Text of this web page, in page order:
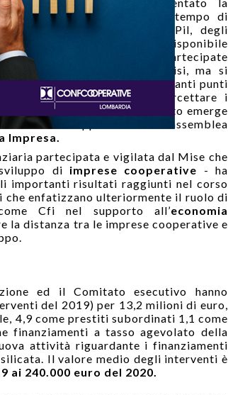
recessione mai conosciuta in tempo di
una caduta consistente del Pil, degli
del consumo e del reddito disponibile
le imprese cooperative partecipate
sono certo immuni dalla crisi, ma si
resilienti e presentano importanti punti
le rendono capaci di intercettare i
opportunità di ripresa. È quanto emerge
2020 approvato nell'assemblea
Impresa.
partecipata e vigilata dal Mise che
di imprese cooperative - ha
importanti risultati raggiunti nel corso
che enfatizzano ulteriormente il ruolo di
Cfi nel supporto all’economia
la distanza tra le imprese cooperative e
ed il Comitato esecutivo hanno
del 2019) per 13,2 milioni di euro,
4,9 come prestiti subordinati 1,1 come
finanziamenti a tasso agevolato della
attività riguardante i finanziamenti
Il valore medio degli interventi è
ai 240.000 euro del 2020.